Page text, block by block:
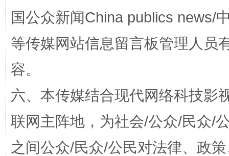
这是一记警钟！
国公众新闻China publics news/
等传媒网站信息留言板管理人员
容。
六、本传媒结合现代网络科技影
联网主阵地，为社会/公众/民众/
之间公众/民众/公民对法律、政